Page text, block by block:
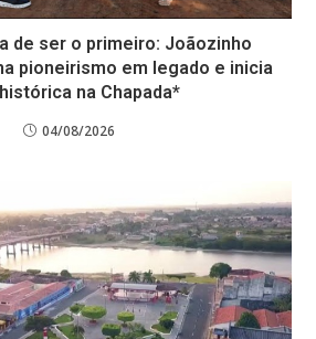
de ser o primeiro: Joãozinho
pioneirismo em legado e inicia
na Chapada*
04/08/2026